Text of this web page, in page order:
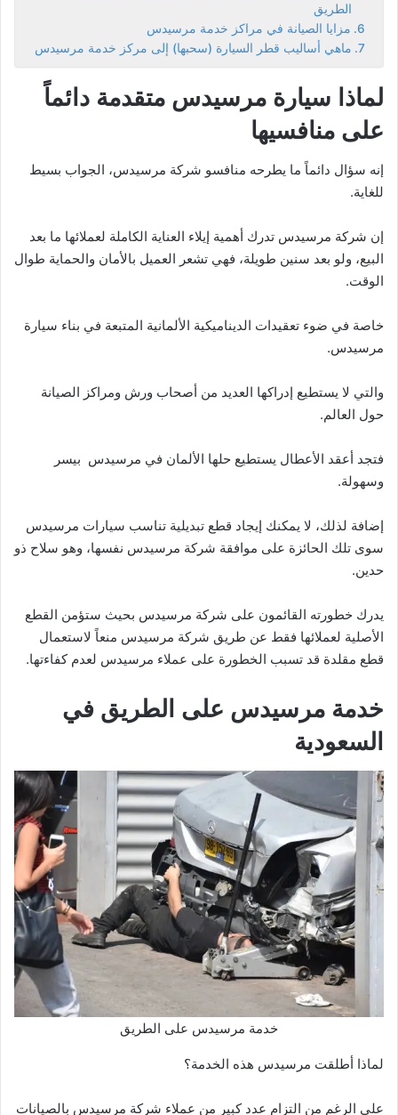
الطريق
مزايا الصيانة في مراكز خدمة مرسيدس
ماهي أساليب قطر السيارة (سحبها) إلى مركز خدمة مرسيدس
لماذا سيارة مرسيدس متقدمة دائماً
على منافسيها
إنه سؤال دائماً ما يطرحه منافسو شركة مرسيدس، الجواب بسيط
للغاية.
إن شركة مرسيدس تدرك أهمية إيلاء العناية الكاملة لعملائها ما بعد
البيع، ولو بعد سنين طويلة، فهي تشعر العميل بالأمان والحماية طوال
الوقت.
خاصة في ضوء تعقيدات الديناميكية الألمانية المتبعة في بناء سيارة
مرسيدس.
والتي لا يستطيع إدراكها العديد من أصحاب ورش ومراكز الصيانة
حول العالم.
فتجد أعقد الأعطال يستطيع حلها الألمان في مرسيدس بيسر
وسهولة.
إضافة لذلك، لا يمكنك إيجاد قطع تبديلية تناسب سيارات مرسيدس
سوى تلك الحائزة على موافقة شركة مرسيدس نفسها، وهو سلاح ذو
حدين.
يدرك خطورته القائمون على شركة مرسيدس بحيث ستؤمن القطع
الأصلية لعملائها فقط عن طريق شركة مرسيدس منعاً لاستعمال
قطع مقلدة قد تسبب الخطورة على عملاء مرسيدس لعدم كفاءتها.
خدمة مرسيدس على الطريق في
السعودية
خدمة مرسيدس على الطريق
لماذا أطلقت مرسيدس هذه الخدمة؟
على الرغم من التزام عدد كبير من عملاء شركة مرسيدس بالصيانات